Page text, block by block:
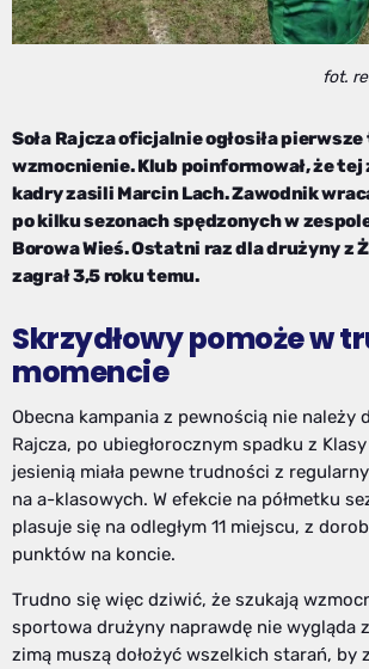
fot.
Soła Rajcza oficjalnie ogłosiła
wzmocnienie. Klub poinformował, że tej
kadry zasili Marcin Lach. Zawodnik
po kilku sezonach spędzonych w
Borowa Wieś. Ostatni raz dla drużyny z
zagrał 3,5 roku temu.
Skrzydłowy pomoże w
momencie
Obecna kampania z pewnością nie należy
Rajcza, po ubiegłorocznym spadku z
jesienią miała pewne trudności z
na a-klasowych. W efekcie na półmetku
plasuje się na odległym 11 miejscu, z
punktów na koncie.
Trudno się więc dziwić, że szukają
sportowa drużyny naprawdę nie wygląda
zimą muszą dołożyć wszelkich starań, by